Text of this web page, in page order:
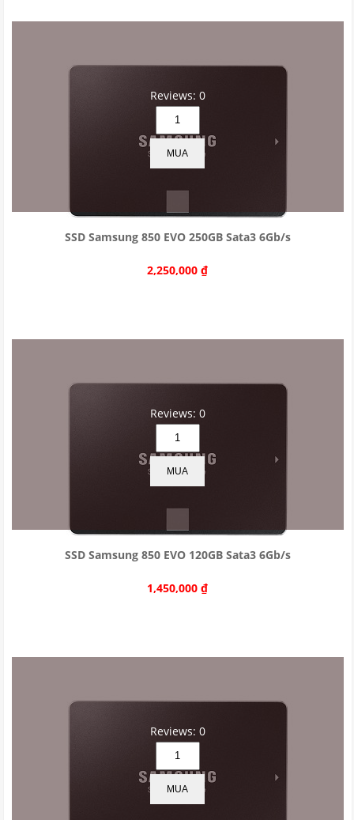
Reviews: 0
MUA
SSD Samsung 850 EVO 250GB Sata3 6Gb/s
2,250,000₫
Reviews: 0
MUA
SSD Samsung 850 EVO 120GB Sata3 6Gb/s
1,450,000₫
Reviews: 0
MUA